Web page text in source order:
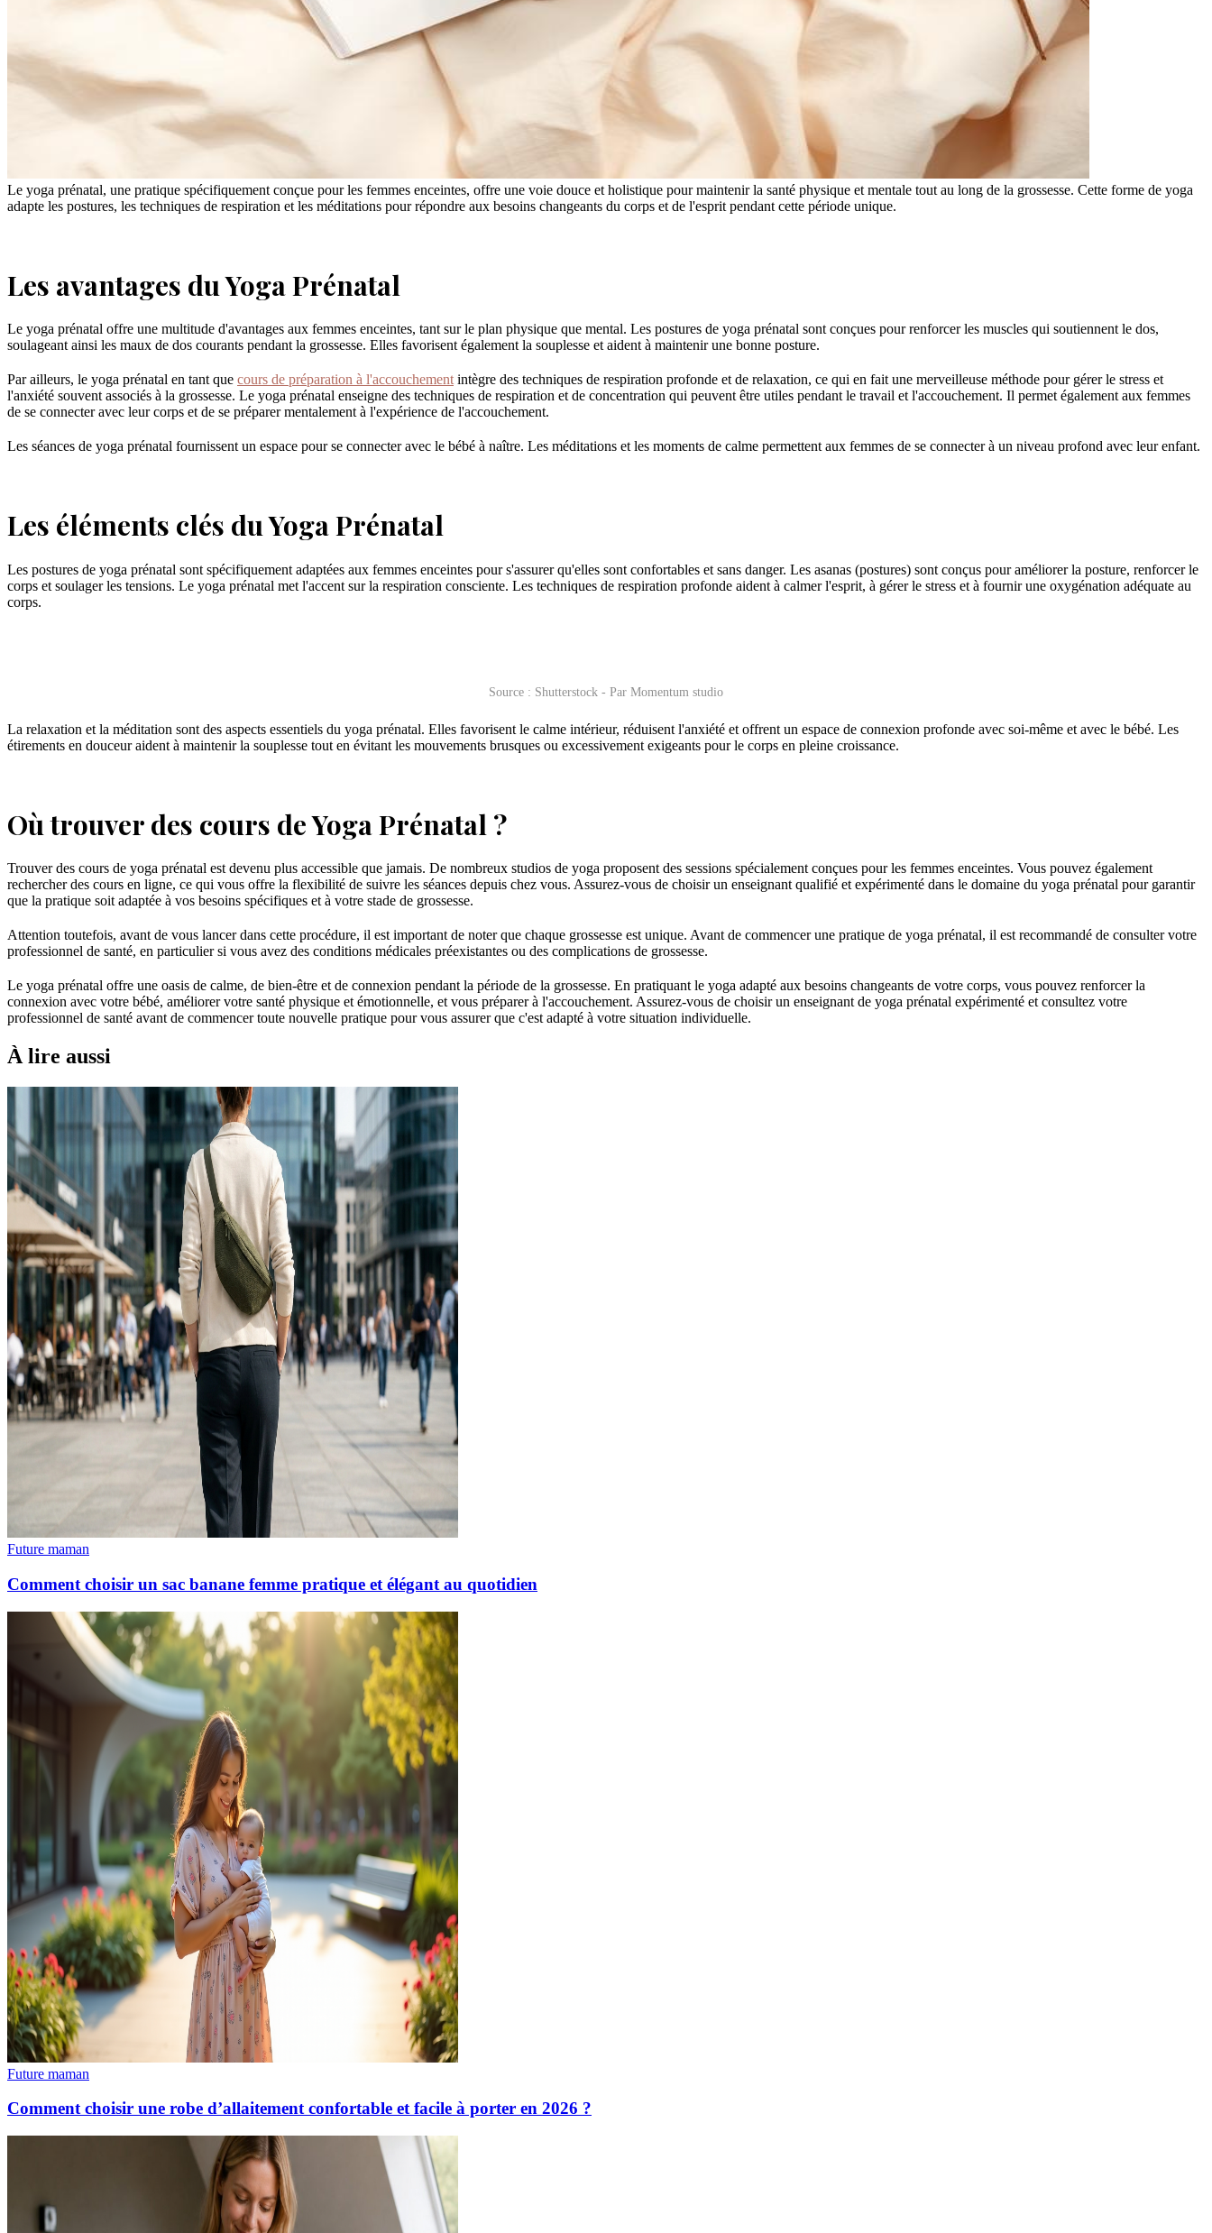
Le yoga prénatal, une pratique spécifiquement conçue pour les femmes enceintes, offre une voie douce et holistique pour maintenir la santé physique et mentale tout au long de la grossesse. Cette forme de yoga
adapte les postures, les techniques de respiration et les méditations pour répondre aux besoins changeants du corps et de l'esprit pendant cette période unique.
Les avantages du Yoga Prénatal
Le yoga prénatal offre une multitude d'avantages aux femmes enceintes, tant sur le plan physique que mental. Les postures de yoga prénatal sont conçues pour renforcer les muscles qui soutiennent le dos,
soulageant ainsi les maux de dos courants pendant la grossesse. Elles favorisent également la souplesse et aident à maintenir une bonne posture.
Par ailleurs, le yoga prénatal en tant que cours de préparation à l'accouchement intègre des techniques de respiration profonde et de relaxation, ce qui en fait une merveilleuse méthode pour gérer le stress et
l'anxiété souvent associés à la grossesse. Le yoga prénatal enseigne des techniques de respiration et de concentration qui peuvent être utiles pendant le travail et l'accouchement. Il permet également aux femmes
de se connecter avec leur corps et de se préparer mentalement à l'expérience de l'accouchement.
Les séances de yoga prénatal fournissent un espace pour se connecter avec le bébé à naître. Les méditations et les moments de calme permettent aux femmes de se connecter à un niveau profond avec leur enfant.
Les éléments clés du Yoga Prénatal
Les postures de yoga prénatal sont spécifiquement adaptées aux femmes enceintes pour s'assurer qu'elles sont confortables et sans danger. Les asanas (postures) sont conçus pour améliorer la posture, renforcer le
corps et soulager les tensions. Le yoga prénatal met l'accent sur la respiration consciente. Les techniques de respiration profonde aident à calmer l'esprit, à gérer le stress et à fournir une oxygénation adéquate au
corps.
Source : Shutterstock - Par Momentum studio
La relaxation et la méditation sont des aspects essentiels du yoga prénatal. Elles favorisent le calme intérieur, réduisent l'anxiété et offrent un espace de connexion profonde avec soi-même et avec le bébé. Les
étirements en douceur aident à maintenir la souplesse tout en évitant les mouvements brusques ou excessivement exigeants pour le corps en pleine croissance.
Où trouver des cours de Yoga Prénatal ?
Trouver des cours de yoga prénatal est devenu plus accessible que jamais. De nombreux studios de yoga proposent des sessions spécialement conçues pour les femmes enceintes. Vous pouvez également
rechercher des cours en ligne, ce qui vous offre la flexibilité de suivre les séances depuis chez vous. Assurez-vous de choisir un enseignant qualifié et expérimenté dans le domaine du yoga prénatal pour garantir
que la pratique soit adaptée à vos besoins spécifiques et à votre stade de grossesse.
Attention toutefois, avant de vous lancer dans cette procédure, il est important de noter que chaque grossesse est unique. Avant de commencer une pratique de yoga prénatal, il est recommandé de consulter votre
professionnel de santé, en particulier si vous avez des conditions médicales préexistantes ou des complications de grossesse.
Le yoga prénatal offre une oasis de calme, de bien-être et de connexion pendant la période de la grossesse. En pratiquant le yoga adapté aux besoins changeants de votre corps, vous pouvez renforcer la
connexion avec votre bébé, améliorer votre santé physique et émotionnelle, et vous préparer à l'accouchement. Assurez-vous de choisir un enseignant de yoga prénatal expérimenté et consultez votre
professionnel de santé avant de commencer toute nouvelle pratique pour vous assurer que c'est adapté à votre situation individuelle.
À lire aussi
Future maman
Comment choisir un sac banane femme pratique et élégant au quotidien
Future maman
Comment choisir une robe d’allaitement confortable et facile à porter en 2026 ?